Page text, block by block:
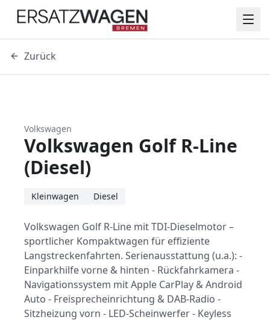
Zurück
Volkswagen
Volkswagen Golf R-Line
(Diesel)
Kleinwagen Diesel
Volkswagen Golf R-Line mit TDI-Dieselmotor –
sportlicher Kompaktwagen für effiziente
Langstreckenfahrten. Serienausstattung (u.a.): -
Einparkhilfe vorne & hinten - Rückfahrkamera -
Navigationssystem mit Apple CarPlay & Android
Auto - Freisprecheinrichtung & DAB-Radio -
Sitzheizung vorn - LED-Scheinwerfer - Keyless